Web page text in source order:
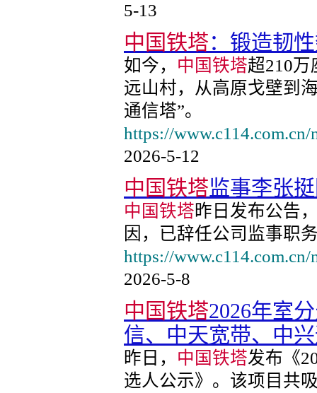
5-13
中国铁塔：锻造韧
如今， 中国铁塔超210
远山村，从高原戈壁到
通信塔”。
https://
2026-5-12
中国铁塔监事李张
中国铁塔昨日发布公告
因，已辞任公司监事职
https://
2026-5-8
中国铁塔2026年室
信、中天宽带、中
昨日， 中国铁塔发布《
选人公示》。该项目共